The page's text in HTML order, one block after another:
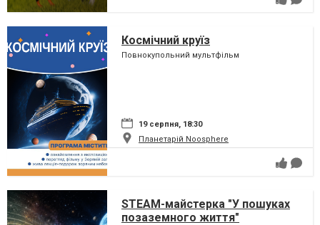
Космічний круїз
Повнокупольний мультфільм
19 серпня, 18:30
Планетарій Noosphere
STEAM-майстерка "У пошуках
позаземного життя"